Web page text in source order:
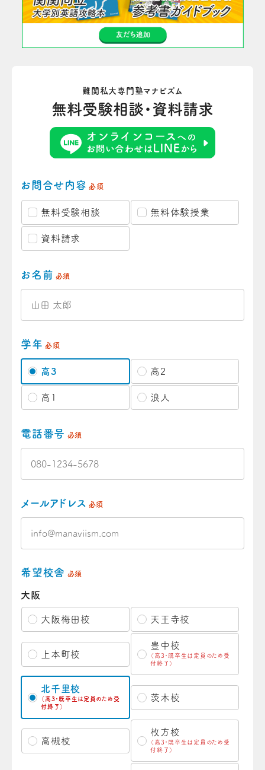
難関私大専門塾マナビズム
無料受験相談・資料請求
お問合せ内容 必須
無料受験相談 無料体験授業
資料請求
お名前 必須
学年 必須
高3 高2
高1 浪人
電話番号 必須
メールアドレス 必須
希望校舎 必須
大阪
大阪梅田校 天王寺校
上本町校
豊中校
（高3・既卒生は定員のため受
付終了）
北千里校
（高3・既卒生は定員のため受
付終了）
茨木校
高槻校
枚方校
（高3・既卒生は定員のため受
付終了）